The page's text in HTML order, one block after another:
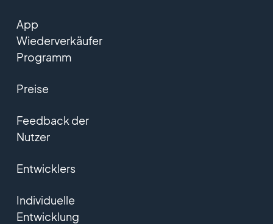
App
Wiederverkäufer
Programm
Preise
Feedback der
Nutzer
Entwicklers
Individuelle
Entwicklung